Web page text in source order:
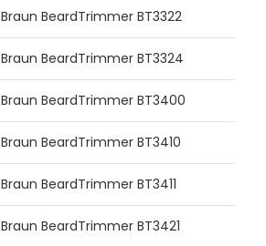
Braun BeardTrimmer BT3322
Braun BeardTrimmer BT3324
Braun BeardTrimmer BT3400
Braun BeardTrimmer BT3410
Braun BeardTrimmer BT3411
Braun BeardTrimmer BT3421